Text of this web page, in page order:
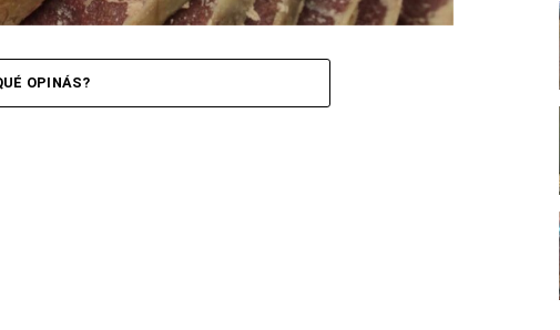
OPINÁS?